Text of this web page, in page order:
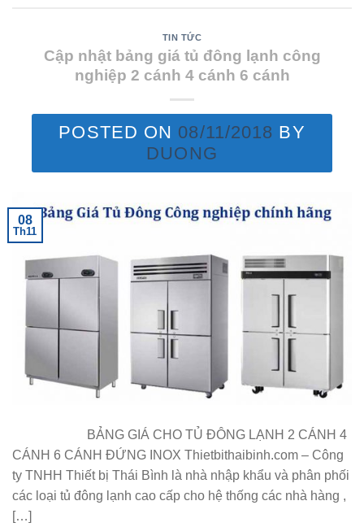
TIN TỨC
Cập nhật bảng giá tủ đông lạnh công
nghiệp 2 cánh 4 cánh 6 cánh
POSTED ON 08/11/2018 BY
DUONG
08
Th11
BẢNG GIÁ CHO TỦ ĐÔNG LẠNH 2 CÁNH 4
CÁNH 6 CÁNH ĐỨNG INOX Thietbithaibinh.com – Công
ty TNHH Thiết bị Thái Bình là nhà nhập khẩu và phân phối
các loại tủ đông lạnh cao cấp cho hệ thống các nhà hàng ,
[…]